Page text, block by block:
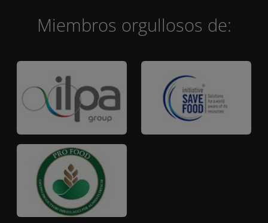
Miembros orgullosos de: